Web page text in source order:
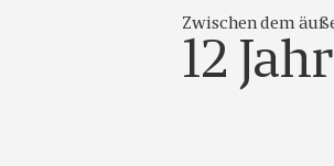
Zwischen dem
12